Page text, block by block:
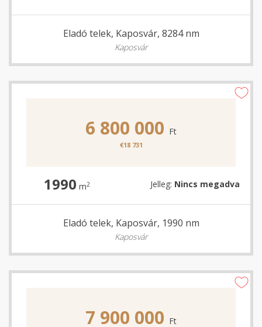
Eladó telek, Kaposvár, 8284 nm
Kaposvár
6 800 000 Ft
€18 731
1990 m2 Jelleg: Nincs megadva
Eladó telek, Kaposvár, 1990 nm
Kaposvár
7 900 000 Ft